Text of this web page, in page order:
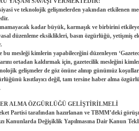
ve teknolojik gelişmelerden yakından etkilenen
kadar büyük, karmaşık ve birbirini
düzenleme eksiklikleri, basın özgürlüğü, yetişmiş
mesleği kimlerin yapabileceğini düzenleyen
ortadan kaldırmak için, gazetecilik mesleğini
gelişmeler de göz önüne alınıp günümüz
kısıtlayıcı değil, tam tersine haber alma
ALMA ÖZGÜRLÜĞÜ GELİŞTİRİLMELİ
Partisi tarafından hazırlanan ve TBMM’deki
Kanunlarda Değişiklik Yapılmasına Dair Kanun